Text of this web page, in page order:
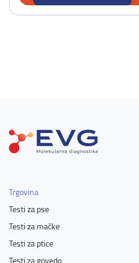
Trgovina
Testi za pse
Testi za mačke
Testi za ptice